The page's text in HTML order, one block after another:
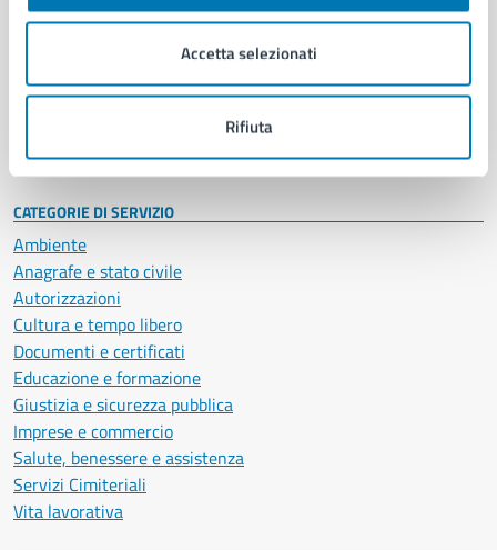
Accetta selezionati
Rifiuta
Enti e fondazioni
Personale amministrativo
Intranet, posta aziendale e protocollo
CATEGORIE DI SERVIZIO
Ambiente
Anagrafe e stato civile
Autorizzazioni
Cultura e tempo libero
Documenti e certificati
Educazione e formazione
Giustizia e sicurezza pubblica
Imprese e commercio
Salute, benessere e assistenza
Servizi Cimiteriali
Vita lavorativa